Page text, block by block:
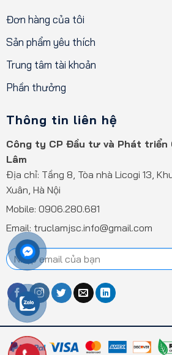
Đơn hàng của tôi
Sản phẩm yêu thích
Trung tâm tài khoản
Phần thưởng
Thông tin liên hệ
Công ty CP Đầu tư và Phát triển
Lâm
Địa chỉ: Tầng 8, Tòa nhà Licogi 13,
Xuân, Hà Nội
Mobile: 0906.280.681
Email: truclamjsc.info@gmail.com